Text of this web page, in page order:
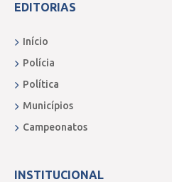
EDITORIAS
Início
Polícia
Política
Municípios
Campeonatos
INSTITUCIONAL